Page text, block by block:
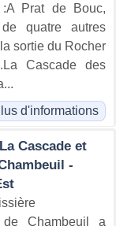
Prat de Bouc,
quatre autres
sortie du Rocher
Cascade des
d'informations
Cascade et
-
Chambeuil a